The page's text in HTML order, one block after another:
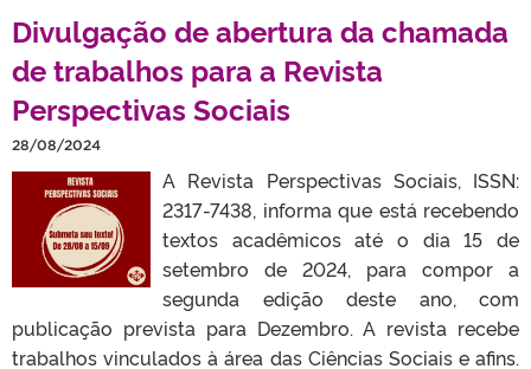
Divulgação de abertura da chamada
de trabalhos para a Revista
Perspectivas Sociais
28/08/2024
A Revista Perspectivas Sociais, ISSN:
2317-7438, informa que está recebendo
textos acadêmicos até o dia 15 de
setembro de 2024, para compor a
segunda edição deste ano, com
publicação prevista para Dezembro. A revista recebe
trabalhos vinculados à área das Ciências Sociais e afins.